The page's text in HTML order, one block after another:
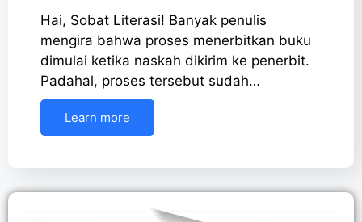
Hai, Sobat Literasi! Banyak penulis
mengira bahwa proses menerbitkan buku
dimulai ketika naskah dikirim ke penerbit.
Padahal, proses tersebut sudah…
Learn more